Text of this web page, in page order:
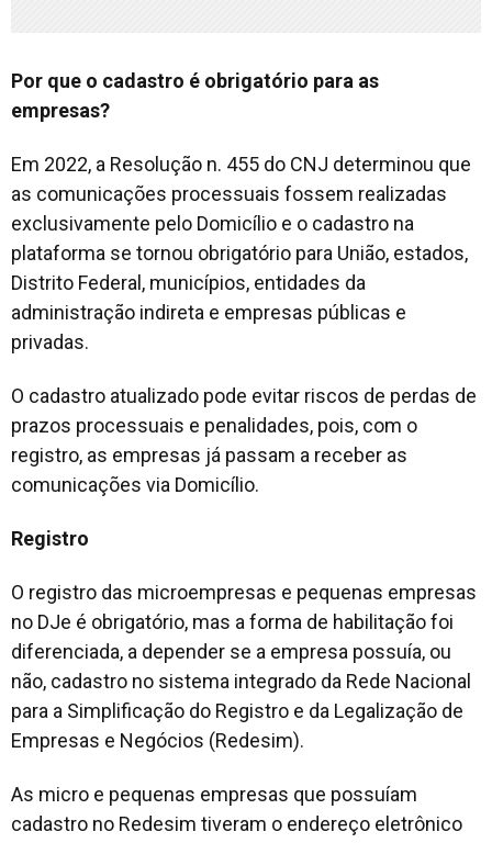
Por que o cadastro é obrigatório para as
empresas?
Em 2022, a Resolução n. 455 do CNJ determinou que
as comunicações processuais fossem realizadas
exclusivamente pelo Domicílio e o cadastro na
plataforma se tornou obrigatório para União, estados,
Distrito Federal, municípios, entidades da
administração indireta e empresas públicas e
privadas.
O cadastro atualizado pode evitar riscos de perdas de
prazos processuais e penalidades, pois, com o
registro, as empresas já passam a receber as
comunicações via Domicílio.
Registro
O registro das microempresas e pequenas empresas
no DJe é obrigatório, mas a forma de habilitação foi
diferenciada, a depender se a empresa possuía, ou
não, cadastro no sistema integrado da Rede Nacional
para a Simplificação do Registro e da Legalização de
Empresas e Negócios (Redesim).
As micro e pequenas empresas que possuíam
cadastro no Redesim tiveram o endereço eletrônico